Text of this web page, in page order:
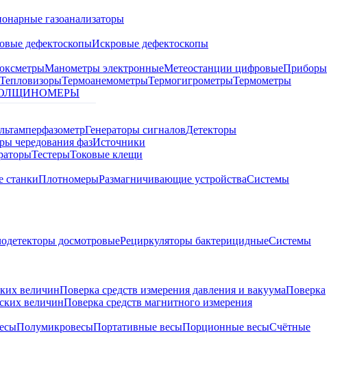
газоанализаторы
дефектоскопыИскровые дефектоскопы
Манометры электронныеМетеостанции цифровыеПриборы
ТепловизорыТермоанемометрыТермогигрометрыТермометры
Генераторы сигналовДетекторы
чередования фазИсточники
ТестерыТоковые клещи
станкиПлотномерыРазмагничивающие устройстваСистемы
досмотровыеРециркуляторы бактерицидныеСистемы
величинПоверка средств измерения давления и вакуумаПоверка
величинПоверка средств магнитного измерения
ПолумикровесыПортативные весыПорционные весыСчётные